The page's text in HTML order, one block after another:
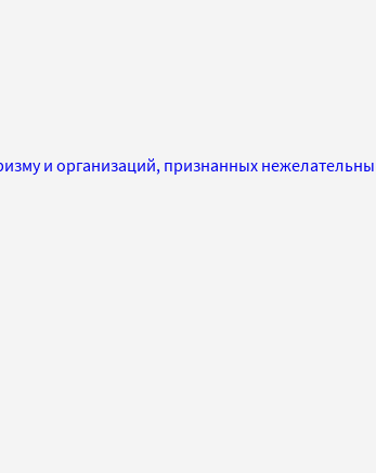
и организаций, признанных